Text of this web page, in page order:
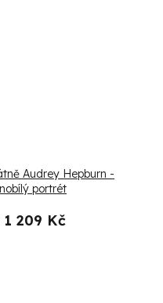
Audrey Hepburn -
portrét
1 209 Kč